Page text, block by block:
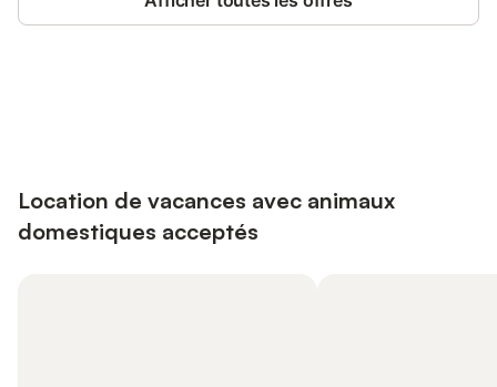
Location de vacances avec animaux
domestiques acceptés